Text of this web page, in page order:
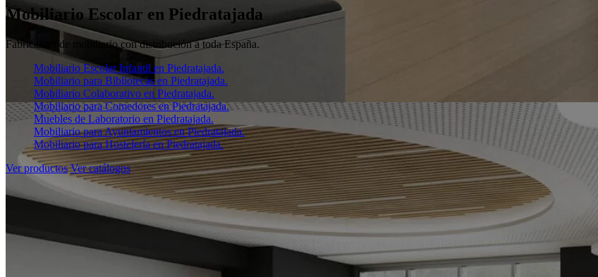
Mobiliario Escolar en Piedratajada
Fabricantes de mobiliario con distribución a toda España.
Mobiliario Escolar Infantil en Piedratajada.
Mobiliario para Bibliotecas en Piedratajada.
Mobiliario Colaborativo en Piedratajada.
Mobiliario para Comedores en Piedratajada.
Muebles de Laboratorio en Piedratajada.
Mobiliario para Ayuntamientos en Piedratajada.
Mobiliario para Hostelería en Piedratajada.
Ver productos Ver catálogos